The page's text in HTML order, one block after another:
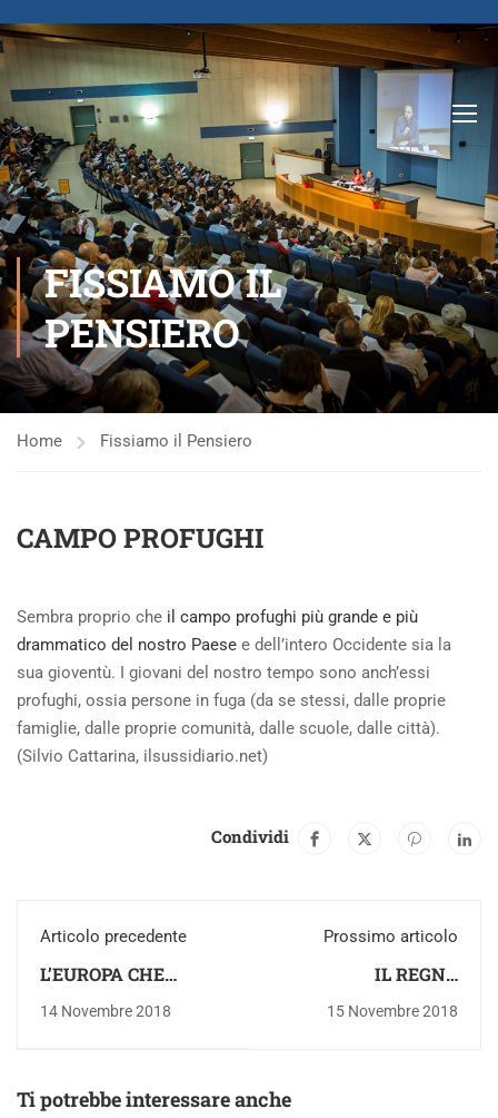
FISSIAMO IL
PENSIERO
Home Fissiamo il Pensiero
CAMPO PROFUGHI
Sembra proprio che il campo profughi più grande e più
drammatico del nostro Paese e dell’intero Occidente sia la
sua gioventù. I giovani del nostro tempo sono anch’essi
profughi, ossia persone in fuga (da se stessi, dalle proprie
famiglie, dalle proprie comunità, dalle scuole, dalle città).
(Silvio Cattarina, ilsussidiario.net)
Condividi
Articolo precedente
L’EUROPA CHE
DIMENTICARE
14 Novembre 2018
Prossimo articolo
IL REGNO
15 Novembre 2018
Ti potrebbe interessare anche